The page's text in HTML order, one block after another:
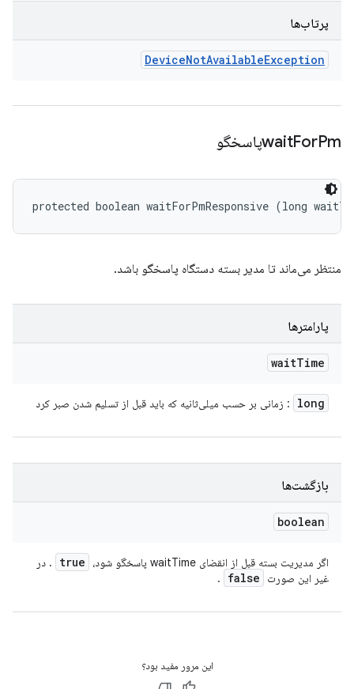
پرتاب‌ها
DeviceNotAvailableException
waitForPmپاسخگو
protected boolean waitForPmResponsive (long
منتظر می‌ماند تا مدیر بسته دستگاه پاسخگو باشد.
پارامترها
waitTime
long : زمانی بر حسب میلی‌ثانیه که باید قبل از تسلیم شدن صبر کرد
بازگشت‌ها
boolean
اگر مدیریت بسته قبل از انقضای waitTime پاسخگو شود، true
. در
غیر این صورت
false
.
این مرور مفید بود؟